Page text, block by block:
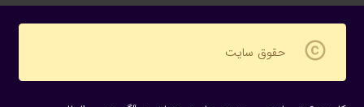
copyright حقوق سایت